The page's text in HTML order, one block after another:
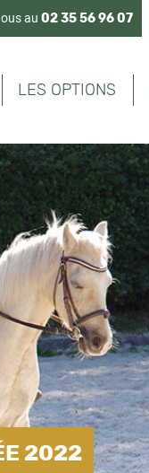
au 02 35 56 96 07
LES OPTIONS
2022